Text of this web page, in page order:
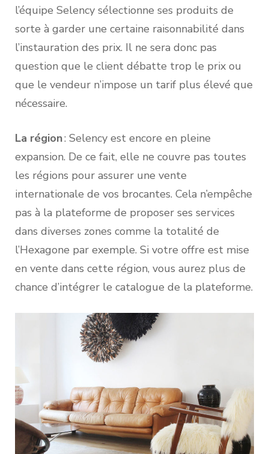
l’équipe Selency sélectionne ses produits de
sorte à garder une certaine raisonnabilité dans
l’instauration des prix. Il ne sera donc pas
question que le client débatte trop le prix ou
que le vendeur n’impose un tarif plus élevé que
nécessaire.
La région: Selency est encore en pleine
expansion. De ce fait, elle ne couvre pas toutes
les régions pour assurer une vente
internationale de vos brocantes. Cela n’empêche
pas à la plateforme de proposer ses services
dans diverses zones comme la totalité de
l’Hexagone par exemple. Si votre offre est mise
en vente dans cette région, vous aurez plus de
chance d’intégrer le catalogue de la plateforme.